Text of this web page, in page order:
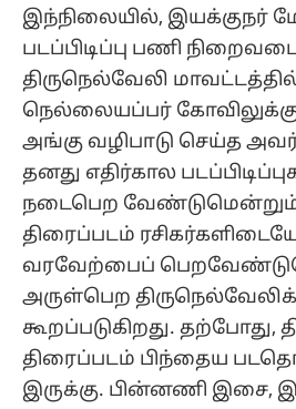
இந்நிலையில், இயக்குநர்
படப்பிடிப்பு பணி
திருநெல்வேலி
நெல்லையப்பர்
அங்கு வழிபாடு செய்த
தனது எதிர்கால
நடைபெற
திரைப்படம்
வரவேற்பைப்
அருள்பெற
கூறப்படுகிறது. தற்போது,
திரைப்படம் பிந்தைய
இருக்கு. பின்னணி இசை,